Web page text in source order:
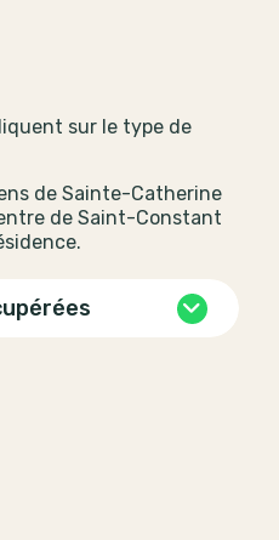
sur le type de
de Sainte-Catherine
de Saint-Constant